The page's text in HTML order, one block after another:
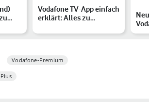
Vodafone TV-App einfach
erklärt: Alles zu
…
7
Vodafone-Premium